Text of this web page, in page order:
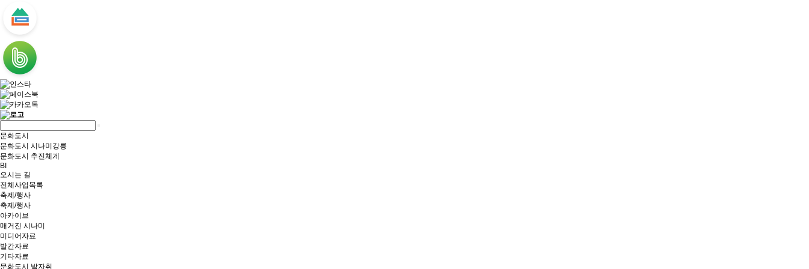
문화도시
문화도시 시나미강릉
문화도시 추진체계
BI
오시는 길
전체사업목록
축제/행사
축제/행사
아카이브
매거진 시나미
미디어자료
발간자료
기타자료
문화도시 발자취